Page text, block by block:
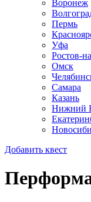
Воронеж
Пермь
Уфа
Ростов-
Омск
Самара
Казань
Нижний
Добавить квест